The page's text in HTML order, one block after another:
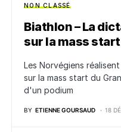
NON CLASSÉ
Biathlon – La
sur la mass
Les Norvégiens
sur la mass start du
d'un podium
BY ETIENNE GOURSAUD 18